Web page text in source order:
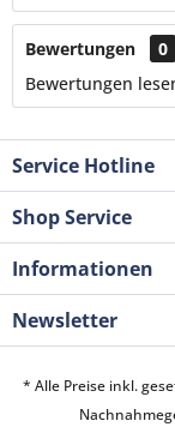
Bewertungen
0
Bewertungen
Service Hotline
Shop Service
Informationen
Newsletter
* Alle Preise inkl.